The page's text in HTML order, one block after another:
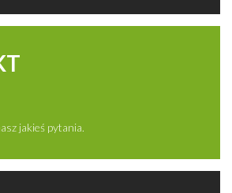
jakieś pytania.